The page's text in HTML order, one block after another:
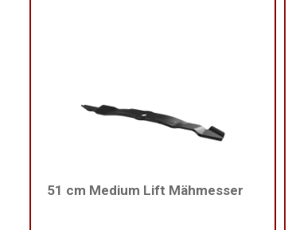
51 cm Medium Lift Mähmesser